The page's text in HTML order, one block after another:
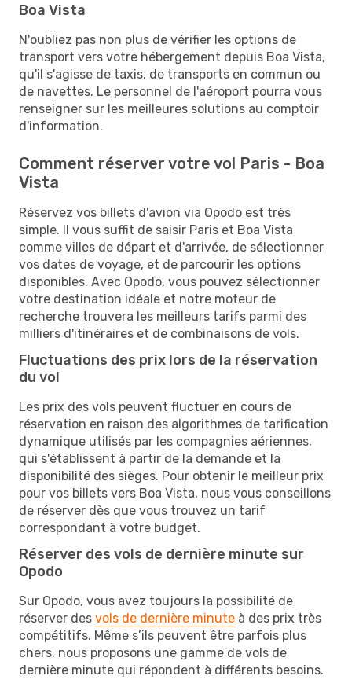
Boa Vista
N'oubliez pas non plus de vérifier les options de
transport vers votre hébergement depuis Boa Vista,
qu'il s'agisse de taxis, de transports en commun ou
de navettes. Le personnel de l'aéroport pourra vous
renseigner sur les meilleures solutions au comptoir
d'information.
Comment réserver votre vol Paris - Boa
Vista
Réservez vos billets d'avion via Opodo est très
simple. Il vous suffit de saisir Paris et Boa Vista
comme villes de départ et d'arrivée, de sélectionner
vos dates de voyage, et de parcourir les options
disponibles. Avec Opodo, vous pouvez sélectionner
votre destination idéale et notre moteur de
recherche trouvera les meilleurs tarifs parmi des
milliers d'itinéraires et de combinaisons de vols.
Fluctuations des prix lors de la réservation
du vol
Les prix des vols peuvent fluctuer en cours de
réservation en raison des algorithmes de tarification
dynamique utilisés par les compagnies aériennes,
qui s'établissent à partir de la demande et la
disponibilité des sièges. Pour obtenir le meilleur prix
pour vos billets vers Boa Vista, nous vous conseillons
de réserver dès que vous trouvez un tarif
correspondant à votre budget.
Réserver des vols de dernière minute sur
Opodo
Sur Opodo, vous avez toujours la possibilité de
réserver des vols de dernière minute à des prix très
compétitifs. Même s’ils peuvent être parfois plus
chers, nous proposons une gamme de vols de
dernière minute qui répondent à différents besoins.